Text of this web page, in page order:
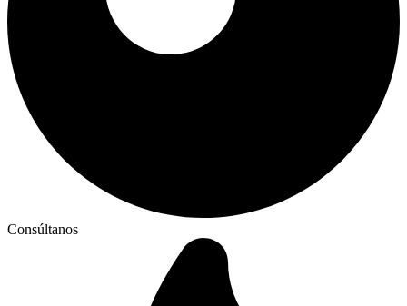
Consúltanos